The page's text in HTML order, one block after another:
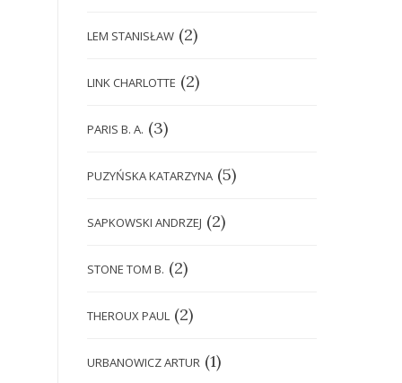
LEM STANISŁAW (2)
LINK CHARLOTTE (2)
PARIS B. A. (3)
PUZYŃSKA KATARZYNA (5)
SAPKOWSKI ANDRZEJ (2)
STONE TOM B. (2)
THEROUX PAUL (2)
URBANOWICZ ARTUR (1)